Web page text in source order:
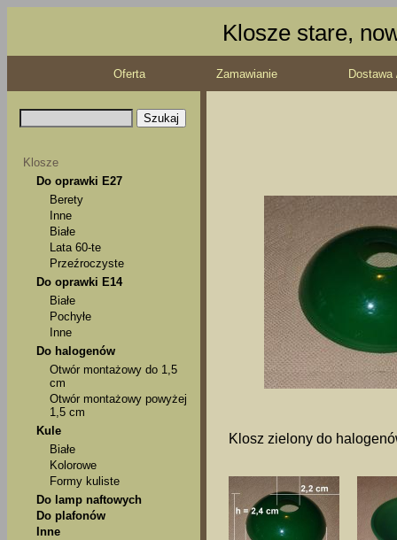
Klosze stare,
Oferta Zamawianie
Klosze
Do oprawki E27
Berety
Inne
Białe
Lata 60-te
Przeźroczyste
Do oprawki E14
Białe
Pochyłe
Inne
Do halogenów
Otwór montażowy do 1,5
cm
Otwór montażowy powyżej
1,5 cm
Kule
Białe
Kolorowe
Formy kuliste
Do lamp naftowych
Do plafonów
Inne
Klosz zielony do